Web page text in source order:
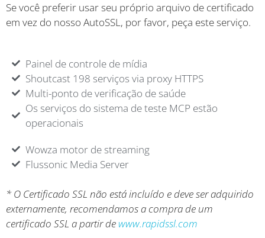
Se você preferir usar seu próprio arquivo de certificado
em vez do nosso AutoSSL, por favor, peça este serviço.
Painel de controle de mídia
Shoutcast 198 serviços via proxy HTTPS
Multi-ponto de verificação de saúde
Os serviços do sistema de teste MCP estão
operacionais
Wowza motor de streaming
Flussonic Media Server
* O Certificado SSL não está incluído e deve ser adquirido
externamente, recomendamos a compra de um
certificado SSL a partir de www.rapidssl.com